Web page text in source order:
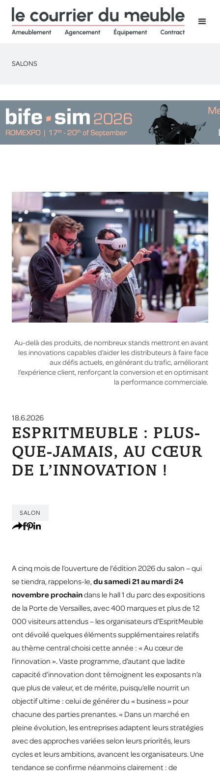
SALONS
Au-delà des produits, de nombreux stands mettront en avant
les innovations capables d’aider les distributeurs à faire face
aux défis actuels, en générant du trafic, améliorant
l’expérience client, renforçant la conversion et en optimisant
la performance commerciale.
18.6.2026
ESPRITMEUBLE : PLUS-
QUE-JAMAIS, AU CŒUR
DE L’INNOVATION !
SALON
A cinq mois de l’ouverture de l’édition 2026 du salon – qui
se tiendra, rappelons-le,du samedi 21 au mardi 24
novembre prochaindans le hall 1 du parc des expositions
de la Porte de Versailles, avec 400 marques et plus de 12
000 visiteurs attendus – les organisateurs d’EspritMeuble
ont dévoilé quelques éléments supplémentaires relatifs
au thème central choisi cette année : « Au cœur de
l’innovation ». Vaste programme, d’autant que ladite
capacité d’innovation dont témoignent les exposants n’a
que plus de valeur, et de mérite, puisqu’elle nourrit un
objectif ultime : celui de générer du « business » pour
chacune des parties prenantes. « Dans un marché en
pleine évolution, les entreprises adaptent leurs stratégies
avec des approches variées selon leurs priorités, leurs
cycles et leurs ambitions, avancent les organisateurs. Une
tendance se confirme néanmoins clairement : de